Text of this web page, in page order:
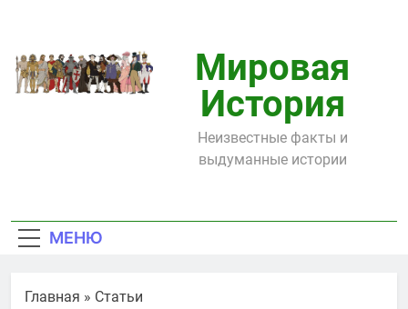
содержимому
Мировая
История
Неизвестные факты и
выдуманные истории
МЕНЮ
Главная » Статьи